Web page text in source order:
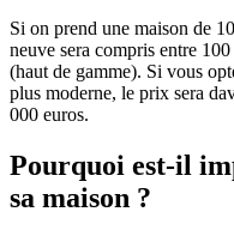
Si on prend une maison de
neuve sera compris entre
(haut de gamme). Si vous
plus moderne, le prix sera
000 euros.
Pourquoi est-il
sa maison ?